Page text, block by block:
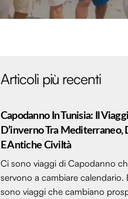
Articoli più recenti
Capodanno In Tunisia: Il
D’inverno Tra Mediterraneo,
E Antiche Civiltà
Ci sono viaggi di Capodanno
servono a cambiare calendario.
sono viaggi che cambiano